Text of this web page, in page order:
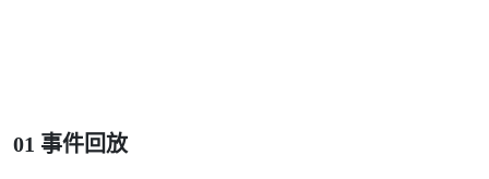
01 事件回放